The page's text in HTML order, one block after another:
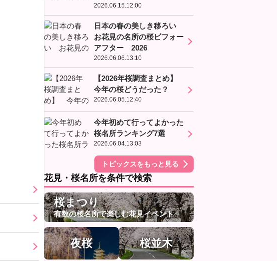
2026.06.15.12:00
日本の春の美しき移ろい
お花見の名所の桜ビフォー
アフター 2026
2026.06.06.13:10
【2026年桜調査まとめ】
今年の桜どうだった？
2026.06.05.12:40
今年初めて行ってよかった
桜名所ランキング7選
2026.06.04.13:03
トピックスをもっと見る
花見・桜名所を条件で検索
桜まつり
有数の桜名所で楽しむ花見イベント
夜桜 桜並木